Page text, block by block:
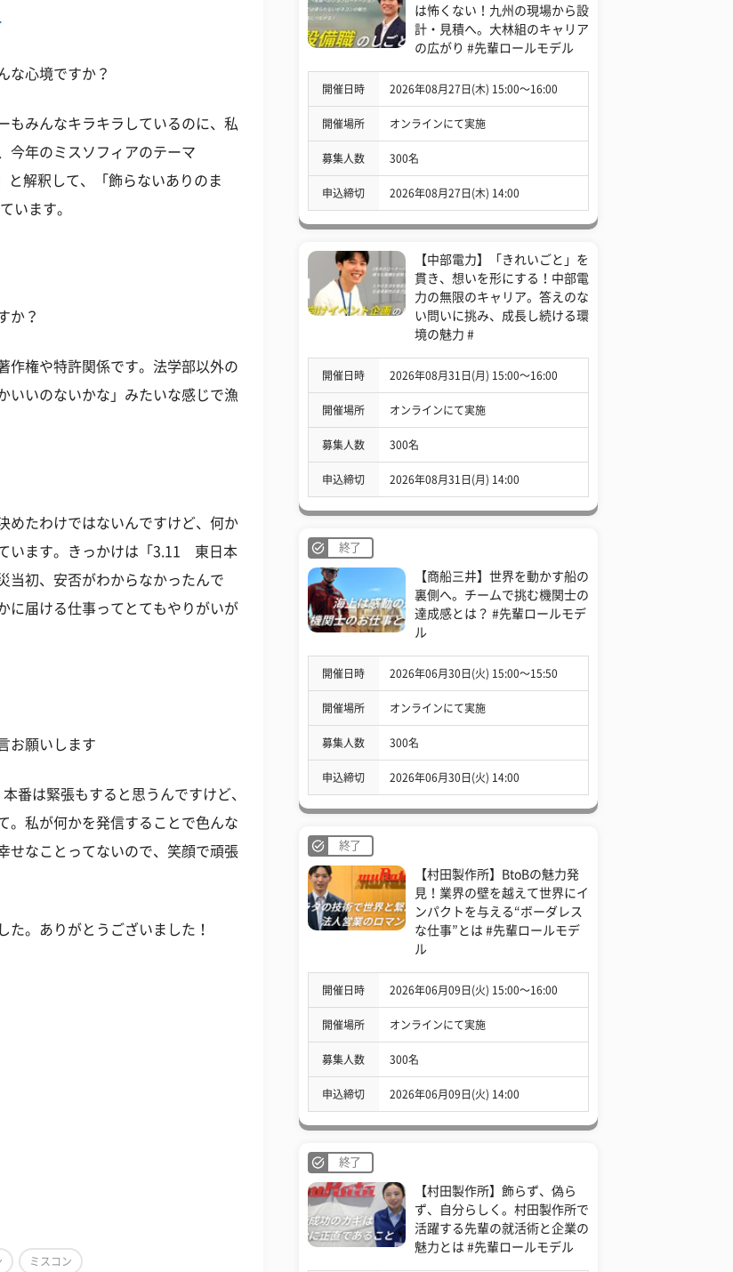
な心境ですか？
もみんなキラキラしているのに、私
年のミスソフィアのテーマ
と解釈して、「飾らないありのま
います。
か？
作権や特許関係です。法学部以外の
いいのないかな」みたいな感じで漁
めたわけではないんですけど、何か
います。きっかけは「3.11 東日本
当初、安否がわからなかったんで
に届ける仕事ってとてもやりがいが
お願いします
番は緊張もすると思うんですけど、
。私が何かを発信することで色んな
せなことってないので、笑顔で頑張
。ありがとうございました！
ミスコン
は怖くない！九州の現場から設
計・見積へ。大林組のキャリア
の広がり #先輩ロールモデル
開催日時 2026年08月27日(木) 15:00〜16:00
開催場所 オンラインにて実施
募集人数 300名
申込締切 2026年08月27日(木) 14:00
【中部電力】「きれいごと」を
貫き、想いを形にする！中部電
力の無限のキャリア。答えのな
い問いに挑み、成長し続ける環
境の魅力 #
開催日時 2026年08月31日(月) 15:00〜16:00
開催場所 オンラインにて実施
募集人数 300名
申込締切 2026年08月31日(月) 14:00
終了
【商船三井】世界を動かす船の
裏側へ。チームで挑む機関士の
達成感とは？ #先輩ロールモデ
ル
開催日時 2026年06月30日(火) 15:00〜15:50
開催場所 オンラインにて実施
募集人数 300名
申込締切 2026年06月30日(火) 14:00
終了
【村田製作所】BtoBの魅力発
見！業界の壁を越えて世界にイ
ンパクトを与える“ボーダレス
な仕事”とは #先輩ロールモデ
ル
開催日時 2026年06月09日(火) 15:00〜16:00
開催場所 オンラインにて実施
募集人数 300名
申込締切 2026年06月09日(火) 14:00
終了
【村田製作所】飾らず、偽ら
ず、自分らしく。村田製作所で
活躍する先輩の就活術と企業の
魅力とは #先輩ロールモデル